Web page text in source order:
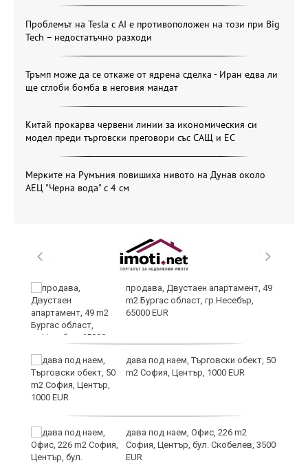
Проблемът на Tesla с AI е противоположен на този при Big
Tech – недостатъчно разходи
Тръмп може да се откаже от ядрена сделка - Иран едва ли
ще сглоби бомба в неговия мандат
Китай прокарва червени линии за икономическия си
модел преди търговски преговори със САЩ и ЕС
Мерките на Румъния повишиха нивото на Дунав около
АЕЦ "Черна вода" с 4 см
продава, Двустаен апартамент, 49
m2 Бургас област, гр.Несебър,
65000 EUR
дава под наем, Търговски обект, 50
m2 София, Център, 1000 EUR
дава под наем, Офис, 226 m2
София, Център, бул. Скобелев, 3500
EUR